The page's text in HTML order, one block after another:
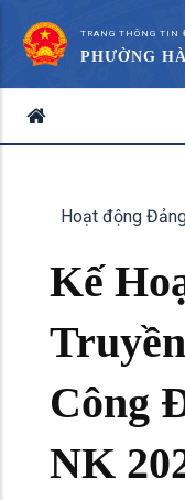
TRANG THÔNG TIN
PHƯỜNG
Hoạt động
Kế
Công
NK